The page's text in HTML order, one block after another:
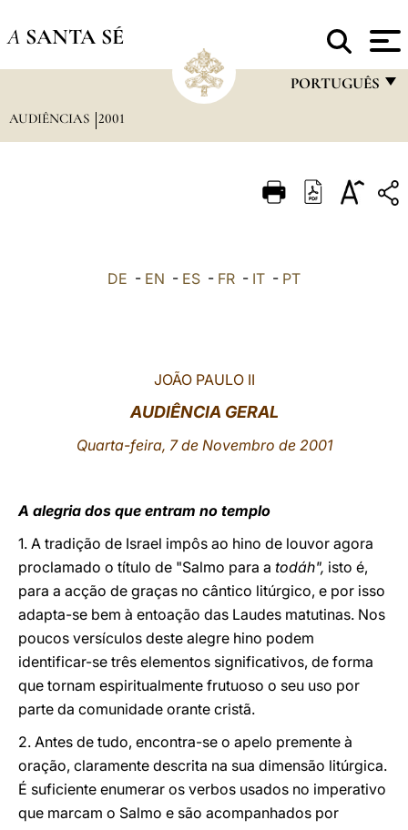
A SANTA SÉ
PORTUGUÊS
ITALIANO
LATINE
AUDIÊNCIAS 2001
DE - EN - ES - FR - IT - PT
JOÃO PAULO II
AUDIÊNCIA GERAL
Quarta-feira, 7 de Novembro de 2001
A alegria dos que entram no templo
1. A tradição de Israel impôs ao hino de louvor agora
proclamado o título de "Salmo para a todáh", isto é,
para a acção de graças no cântico litúrgico, e por isso
adapta-se bem à entoação das Laudes matutinas. Nos
poucos versículos deste alegre hino podem
identificar-se três elementos significativos, de forma
que tornam espiritualmente frutuoso o seu uso por
parte da comunidade orante cristã.
2. Antes de tudo, encontra-se o apelo premente à
oração, claramente descrita na sua dimensão litúrgica.
É suficiente enumerar os verbos usados no imperativo
que marcam o Salmo e são acompanhados por